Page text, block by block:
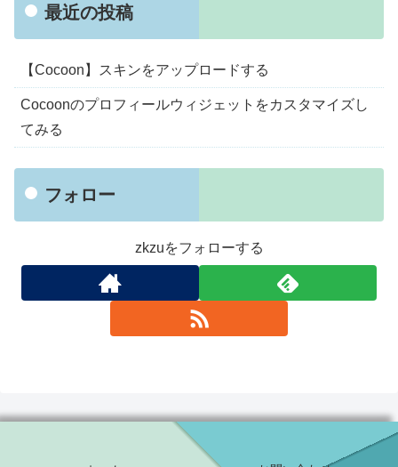
最近の投稿
【Cocoon】スキンをアップロードする
Cocoonのプロフィールウィジェットをカスタマイズし
てみる
フォロー
zkzuをフォローする